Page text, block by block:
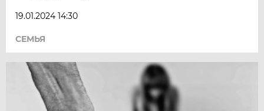
19.01.2024 14:30
СЕМЬЯ